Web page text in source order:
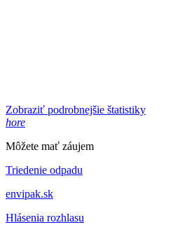
Zobraziť podrobnejšie štatistiky
hore
Môžete mať záujem
Triedenie odpadu
envipak.sk
Hlásenia rozhlasu